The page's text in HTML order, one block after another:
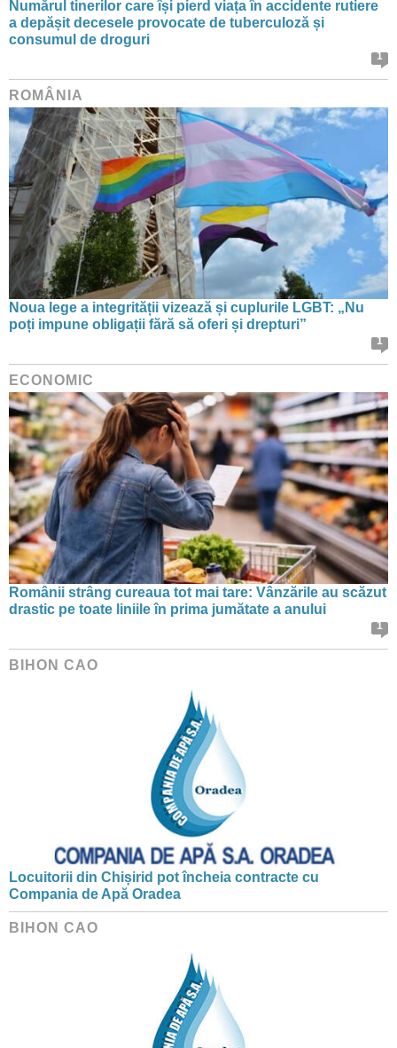
Numărul tinerilor care își pierd viața în accidente rutiere
a depășit decesele provocate de tuberculoză și
consumul de droguri
1
ROMÂNIA
Noua lege a integrității vizează și cuplurile LGBT: „Nu
poți impune obligații fără să oferi și drepturi”
1
ECONOMIC
Românii strâng cureaua tot mai tare: Vânzările au scăzut
drastic pe toate liniile în prima jumătate a anului
1
BIHON CAO
Locuitorii din Chișirid pot încheia contracte cu
Compania de Apă Oradea
BIHON CAO